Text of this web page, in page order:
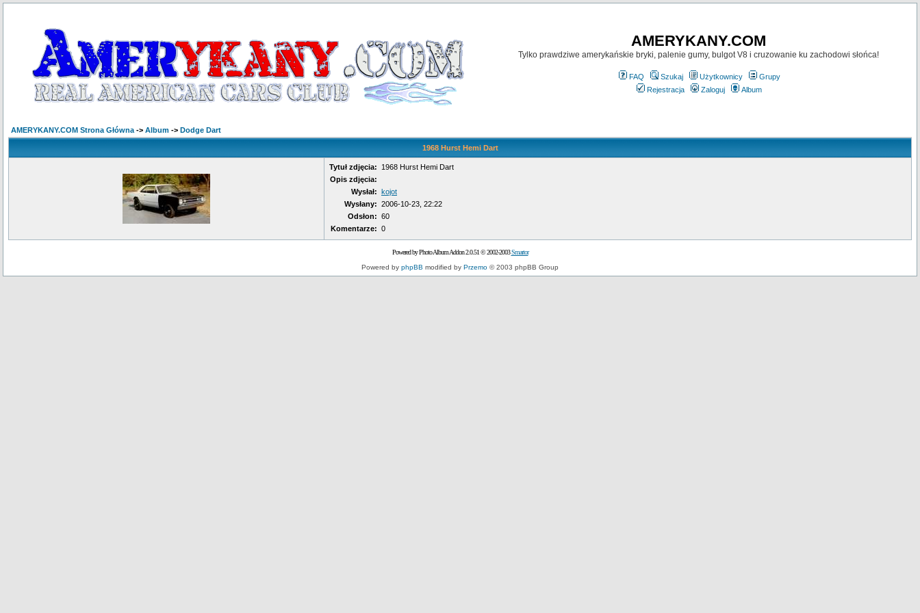
AMERYKANY.COM
Tylko prawdziwe amerykańskie bryki, palenie gumy, bulgot V8 i cruzowanie ku zachodowi słońca!
FAQ Szukaj Użytkownicy
Grupy
Rejestracja
Zaloguj Album
AMERYKANY.COM Strona Główna -> Album -> Dodge Dart
1968 Hurst Hemi Dart
Tytuł zdjęcia:
1968 Hurst Hemi Dart
Opis zdjęcia:
Wysłał: kojot
Wysłany: 2006-10-23, 22:22
Odsłon: 60
Komentarze: 0
Powered by Photo Album Addon 2.0.51 © 2002-2003Smartor
Powered by phpBB modified by Przemo © 2003 phpBB Group